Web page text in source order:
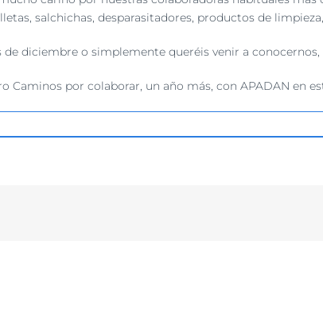
salchichas, desparasitadores, productos de
diciembre o simplemente queréis venir a conocernos,
Caminos por colaborar, un año más, con APADAN en